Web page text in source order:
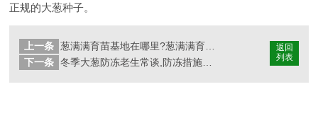
正规的大葱种子。
返回
列表
上一条
葱满满育苗基地在哪里?葱满满育苗基地怎么样?
下一条